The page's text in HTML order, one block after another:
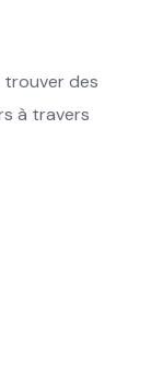
des
à travers